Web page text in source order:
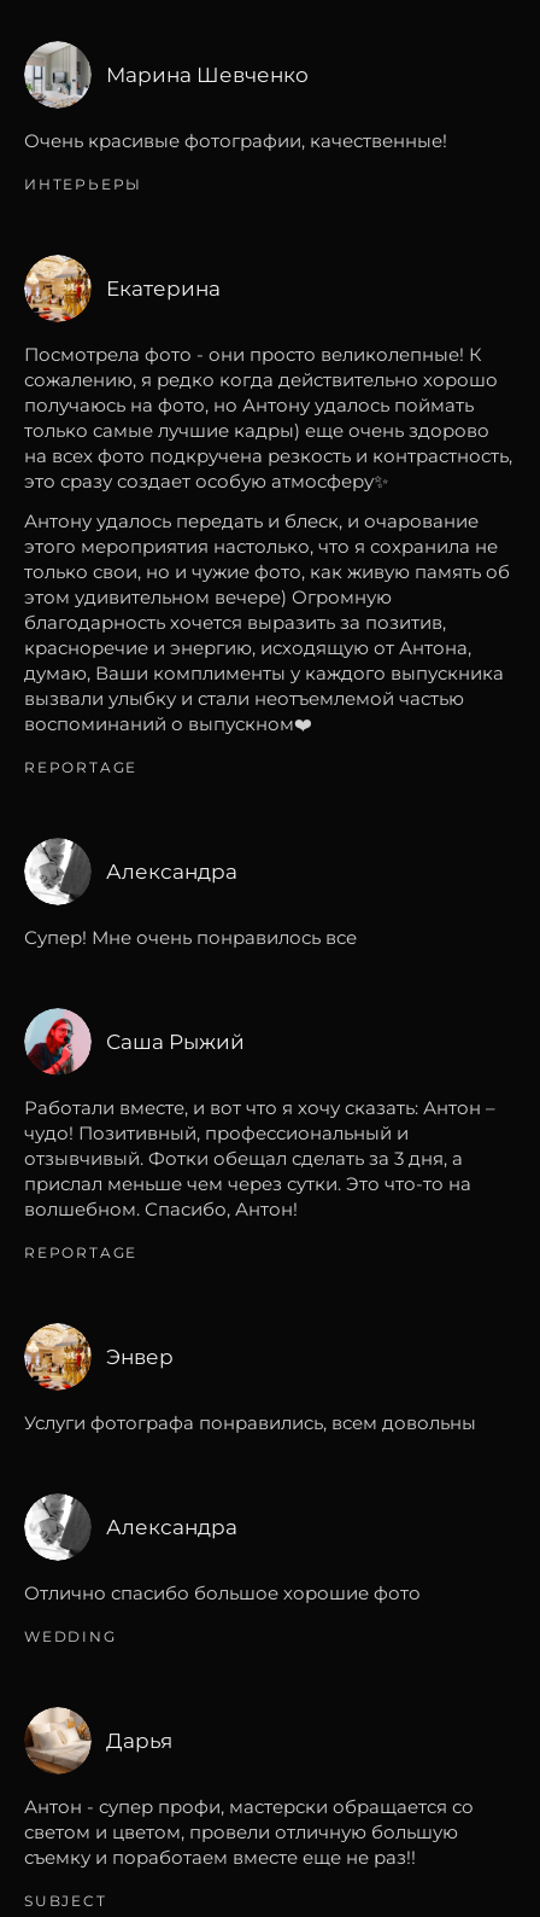
Марина Шевченко
Очень красивые фотографии, качественные!
ИНТЕРЬЕРЫ
Екатерина
Посмотрела фото - они просто великолепные! К
сожалению, я редко когда действительно хорошо
получаюсь на фото, но Антону удалось поймать
только самые лучшие кадры) еще очень здорово
на всех фото подкручена резкость и контрастность,
это сразу создает особую атмосферу✨
Антону удалось передать и блеск, и очарование
этого мероприятия настолько, что я сохранила не
только свои, но и чужие фото, как живую память об
этом удивительном вечере) Огромную
благодарность хочется выразить за позитив,
красноречие и энергию, исходящую от Антона,
думаю, Ваши комплименты у каждого выпускника
вызвали улыбку и стали неотъемлемой частью
воспоминаний о выпускном❤️
REPORTAGE
Александра
Супер! Мне очень понравилось все
Саша Рыжий
Работали вместе, и вот что я хочу сказать: Антон –
чудо! Позитивный, профессиональный и
отзывчивый. Фотки обещал сделать за 3 дня, а
прислал меньше чем через сутки. Это что-то на
волшебном. Спасибо, Антон!
REPORTAGE
Энвер
Услуги фотографа понравились, всем довольны
Александра
Отлично спасибо большое хорошие фото
WEDDING
Дарья
Антон - супер профи, мастерски обращается со
светом и цветом, провели отличную большую
съемку и поработаем вместе еще не раз!!
SUBJECT